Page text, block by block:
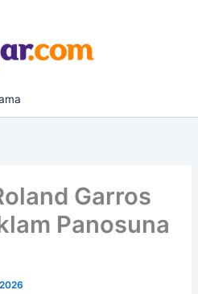
Garros
Panosuna